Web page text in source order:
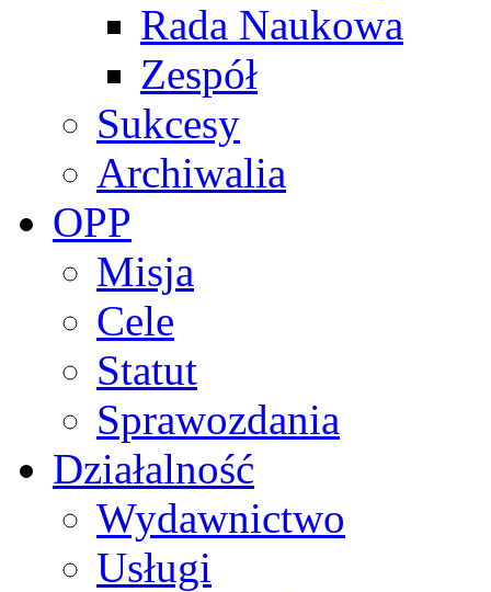
Rada Naukowa
Zespół
Sukcesy
Archiwalia
OPP
Misja
Cele
Statut
Sprawozdania
Działalność
Wydawnictwo
Usługi